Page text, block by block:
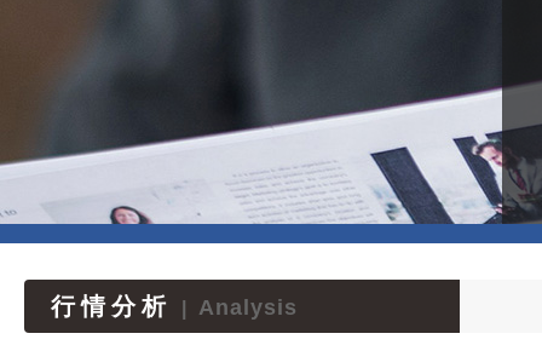
行情分析 Analysis